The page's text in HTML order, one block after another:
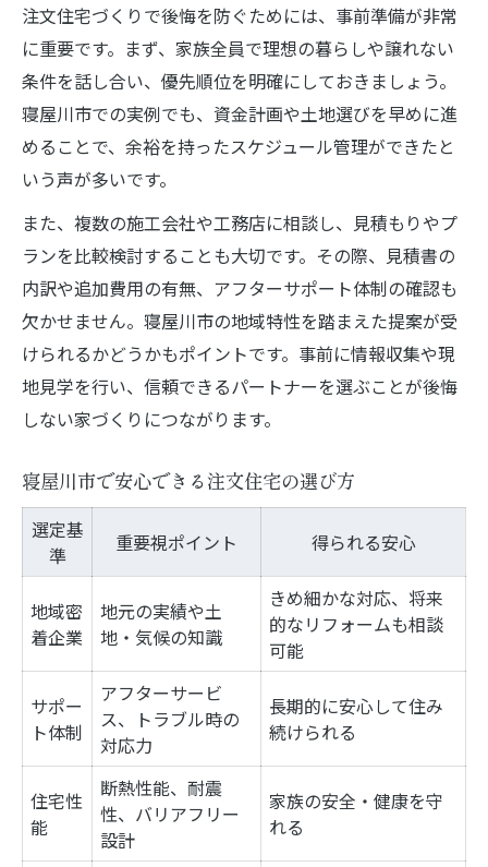
注文住宅づくりで後悔を防ぐためには、事前準備が非常
に重要です。まず、家族全員で理想の暮らしや譲れない
条件を話し合い、優先順位を明確にしておきましょう。
寝屋川市での実例でも、資金計画や土地選びを早めに進
めることで、余裕を持ったスケジュール管理ができたと
いう声が多いです。
また、複数の施工会社や工務店に相談し、見積もりやプ
ランを比較検討することも大切です。その際、見積書の
内訳や追加費用の有無、アフターサポート体制の確認も
欠かせません。寝屋川市の地域特性を踏まえた提案が受
けられるかどうかもポイントです。事前に情報収集や現
地見学を行い、信頼できるパートナーを選ぶことが後悔
しない家づくりにつながります。
寝屋川市で安心できる注文住宅の選び方
選定基
準
重要視ポイント 得られる安心
地域密
着企業
地元の実績や土
地・気候の知識
きめ細かな対応、将来
的なリフォームも相談
可能
サポー
ト体制
アフターサービ
ス、トラブル時の
対応力
長期的に安心して住み
続けられる
住宅性
能
断熱性能、耐震
性、バリアフリー
設計
家族の安全・健康を守
れる